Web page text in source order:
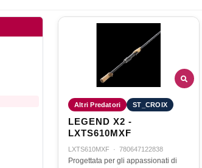
Altri Predatori ST_CROIX
LEGEND X2 -
LXTS610MXF
LXTS610MXF · 780647122838
Progettata per gli appassionati di